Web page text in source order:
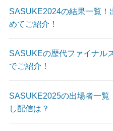
SASUKE2024の結果一覧！
めてご紹介！
SASUKEの歴代ファイナル
でご紹介！
SASUKE2025の出場者一覧
し配信は？